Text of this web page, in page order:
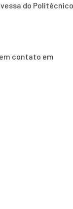
do
contato em